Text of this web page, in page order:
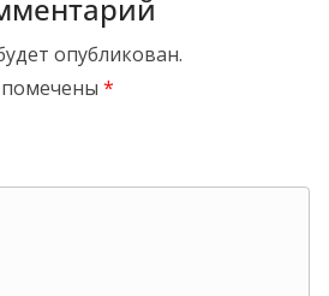
опубликован.
*